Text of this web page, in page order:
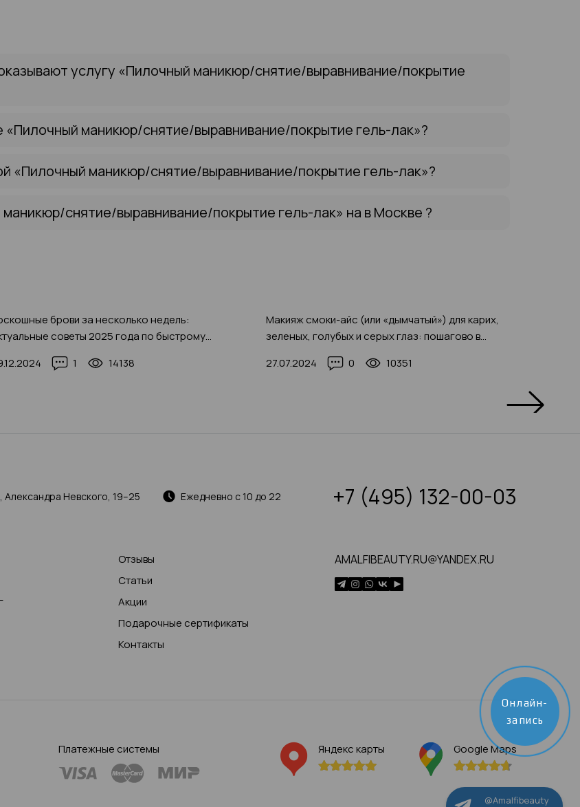
услугу «Пилочный маникюр/снятие/выравнивание/покрытие
«Пилочный маникюр/снятие/выравнивание/покрытие гель-лак»?
«Пилочный маникюр/снятие/выравнивание/покрытие гель-лак»?
снятие/выравнивание/покрытие гель-лак» на в Москве ?
брови за несколько недель:
советы 2025 года по быстрому
1 14138
Макияж смоки-айс (или «дымчатый») для карих,
зеленых, голубых и серых глаз: пошагово в
27.07.2024 0 10351
@Amalfibeauty
Александра Невского, 19–25 Ежедневно с 10 до 22 +7 (495) 132-00-03
Отзывы
Статьи
Акции
Подарочные сертификаты
Контакты
AMALFIBEAUTY.RU@YANDEX.RU
Платежные системы Яндекс карты Google Maps
Онлайн-
запись